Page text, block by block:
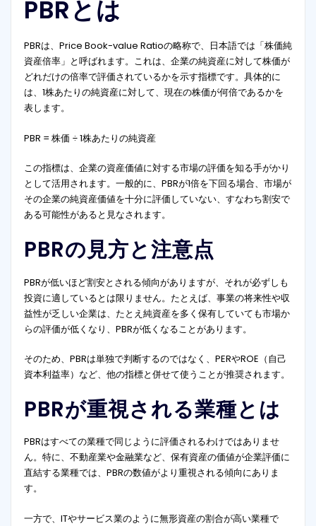
PBRとは
PBRは、Price Book-value Ratioの略称で、日本語では「株価純
資産倍率」と呼ばれます。これは、企業の純資産に対して株価が
どれだけの倍率で評価されているかを示す指標です。具体的に
は、1株あたりの純資産に対して、現在の株価が何倍であるかを
表します。
PBR = 株価 ÷ 1株あたりの純資産
この指標は、企業の資産価値に対する市場の評価を知る手がかり
として活用されます。一般的に、PBRが1倍を下回る場合、市場が
その企業の純資産価値を十分に評価していない、すなわち割安で
ある可能性があると見なされます。
PBRの見方と注意点
PBRが低いほど割安とされる傾向がありますが、それが必ずしも
投資に適しているとは限りません。たとえば、事業の将来性や収
益性が乏しい企業は、たとえ純資産を多く保有していても市場か
らの評価が低くなり、PBRが低くなることがあります。
そのため、PBRは単独で判断するのではなく、PERやROE（自己
資本利益率）など、他の指標と併せて使うことが推奨されます。
PBRが重視される業種とは
PBRはすべての業種で同じように評価されるわけではありませ
ん。特に、不動産業や金融業など、保有資産の価値が企業評価に
直結する業種では、PBRの数値がより重視される傾向にありま
す。
一方で、ITやサービス業のように無形資産の割合が高い業種で